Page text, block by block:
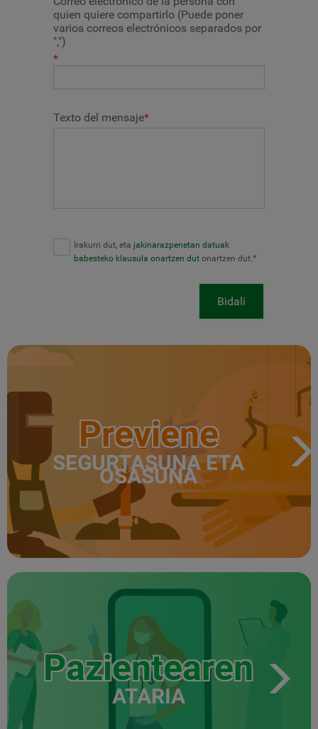
quien quiere compartirlo (Puede poner
varios correos electrónicos separados por
",")
*
Texto del mensaje*
Irakurri dut, eta jakinarazpenetan datuak
babesteko klausula onartzen dut onartzen dut.*
Bidali
Previene
SEGURTASUNA ETA
OSASUNA
Pazientearen
ATARIA